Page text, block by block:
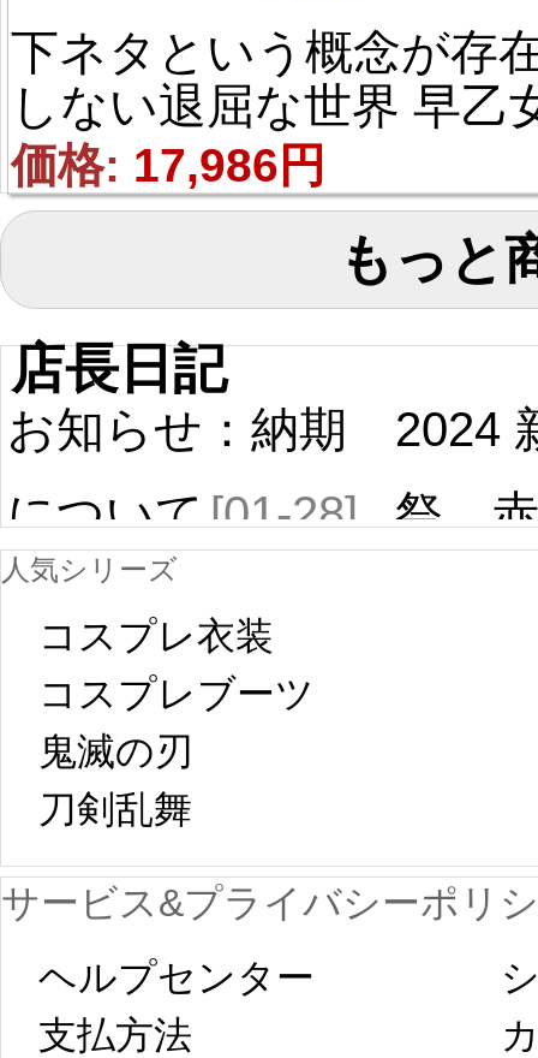
下ネタという概念が存
しない退屈な世界 早乙
乙女（さおとめ おとめ
風 コスプレ衣装
価格: 17,986円
もっと
店長日記
お知らせ：納期
について[01-28]
中国旧正月の影
響で2024年2月5
日から工場生産
が一時停止いた
します。 2月5日
以後のご注文
2024
祭 赤
プレ
新春
人気シリーズ
コスプレ衣装
コスプレブーツ
鬼滅の刃
刀剣乱舞
サービス&プライバシーポリ
ヘルプセンター
支払方法